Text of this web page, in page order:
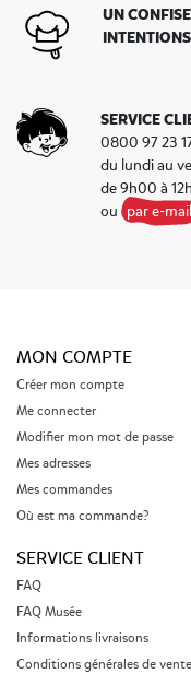
UN
INTENTIONS
SERVICE
0800 97 23
du lundi au
de 9h00 à
ou par e-mail
MON COMPTE
Créer mon compte
Me connecter
Modifier mon mot de passe
Mes adresses
Mes commandes
Où est ma commande?
SERVICE CLIENT
FAQ
FAQ Musée
Informations livraisons
Conditions générales de vente